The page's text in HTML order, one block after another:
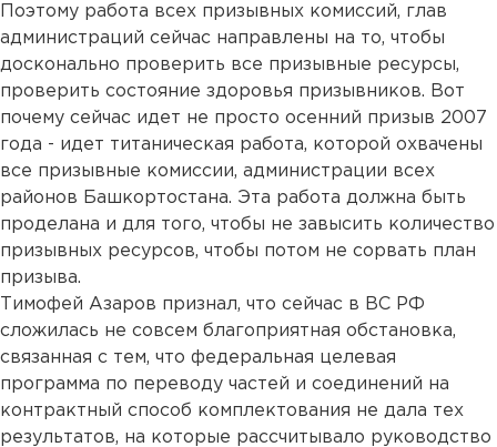
Поэтому работа всех призывных комиссий, глав
администраций сейчас направлены на то, чтобы
досконально проверить все призывные ресурсы,
проверить состояние здоровья призывников. Вот
почему сейчас идет не просто осенний призыв 2007
года - идет титаническая работа, которой охвачены
все призывные комиссии, администрации всех
районов Башкортостана. Эта работа должна быть
проделана и для того, чтобы не завысить количество
призывных ресурсов, чтобы потом не сорвать план
призыва.
Тимофей Азаров признал, что сейчас в ВС РФ
сложилась не совсем благоприятная обстановка,
связанная с тем, что федеральная целевая
программа по переводу частей и соединений на
контрактный способ комплектования не дала тех
результатов, на которые рассчитывало руководство